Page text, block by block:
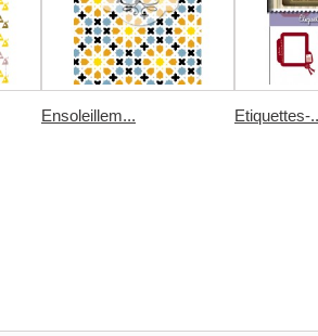
Ensoleillem... Etiquettes-